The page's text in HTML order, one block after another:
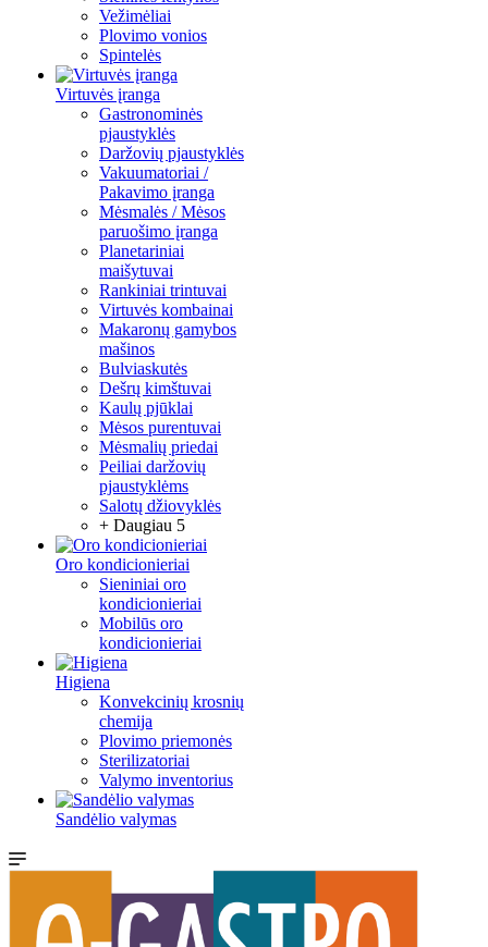
Vežimėliai
Plovimo vonios
Spintelės
Virtuvės įranga
Gastronominės
pjaustyklės
Daržovių pjaustyklės
Vakuumatoriai /
Pakavimo įranga
Mėsmalės / Mėsos
paruošimo įranga
Planetariniai
maišytuvai
Rankiniai trintuvai
Virtuvės kombainai
Makaronų gamybos
mašinos
Bulviaskutės
Dešrų kimštuvai
Kaulų pjūklai
Mėsos purentuvai
Mėsmalių priedai
Peiliai daržovių
pjaustyklėms
Salotų džiovyklės
+ Daugiau 5
Oro kondicionieriai
Sieniniai oro
kondicionieriai
Mobilūs oro
kondicionieriai
Higiena
Konvekcinių krosnių
chemija
Plovimo priemonės
Sterilizatoriai
Valymo inventorius
Sandėlio valymas